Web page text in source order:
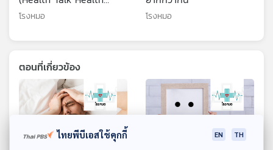
Tips)
โรงหมอ โรงหมอ
ตอนที่เกี่ยวข้อง
ไทยพีบีเอสใช้คุกกี้ EN TH